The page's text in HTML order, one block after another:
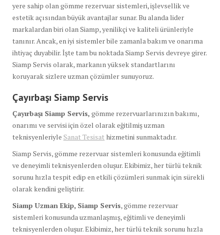
yere sahip olan gömme rezervuar sistemleri, işlevsellik ve
estetik açısından büyük avantajlar sunar. Bu alanda lider
markalardan biri olan Siamp, yenilikçi ve kaliteli ürünleriyle
tanınır. Ancak, en iyi sistemler bile zamanla bakım ve onarıma
ihtiyaç duyabilir. İşte tam bu noktada Siamp Servis devreye girer.
Siamp Servis olarak, markanın yüksek standartlarını
koruyarak sizlere uzman çözümler sunuyoruz.
Çayırbaşı Siamp Servis
Çayırbaşı Siamp Servis, gömme rezervuarlarınızın bakımı,
onarımı ve servisi için özel olarak eğitilmiş uzman
teknisyenleriyle Sanat Tesisat hizmetini sunmaktadır.
Siamp Servis, gömme rezervuar sistemleri konusunda eğitimli
ve deneyimli teknisyenlerden oluşur. Ekibimiz, her türlü teknik
sorunu hızla tespit edip en etkili çözümleri sunmak için sürekli
olarak kendini geliştirir.
Siamp Uzman Ekip, Siamp Servis, gömme rezervuar
sistemleri konusunda uzmanlaşmış, eğitimli ve deneyimli
teknisyenlerden oluşur. Ekibimiz, her türlü teknik sorunu hızla